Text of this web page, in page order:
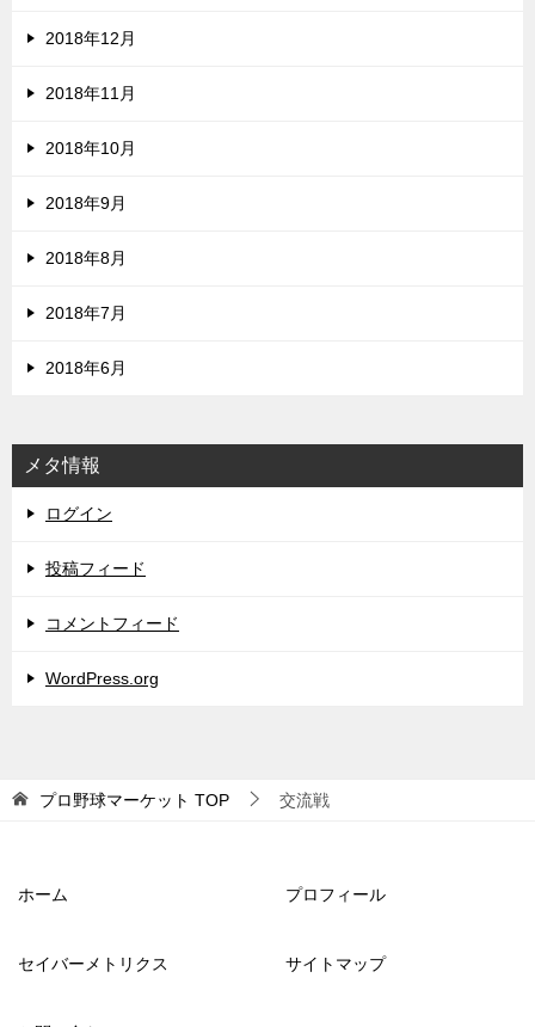
2018年12月
2018年11月
2018年10月
2018年9月
2018年8月
2018年7月
2018年6月
メタ情報
ログイン
投稿フィード
コメントフィード
WordPress.org
プロ野球マーケット TOP 交流戦
ホーム プロフィール
セイバーメトリクス サイトマップ